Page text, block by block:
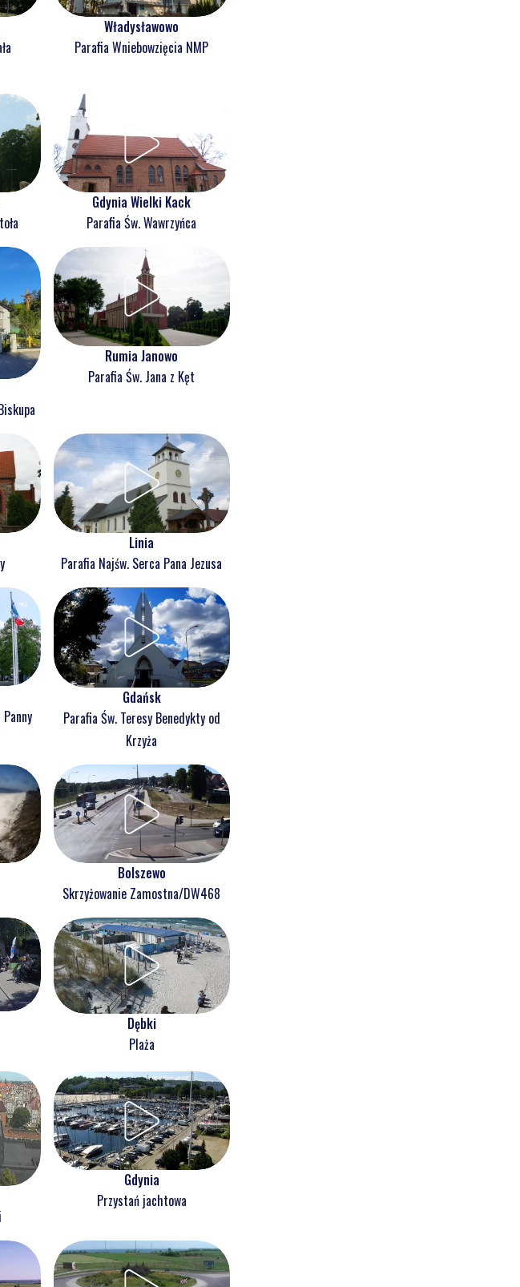
Władysławowo
Parafia Wniebowzięcia NMP
Gdynia Wielki Kack
Parafia Św. Wawrzyńca
Rumia Janowo
Parafia Św. Jana z Kęt
Linia
Parafia Najśw. Serca Pana Jezusa
Gdańsk
Parafia Św. Teresy Benedykty od
Krzyża
Bolszewo
Skrzyżowanie Zamostna/DW468
Dębki
Plaża
Gdynia
Przystań jachtowa